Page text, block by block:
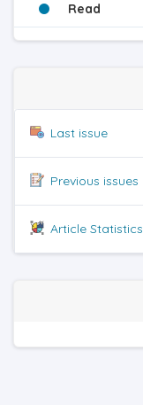
Read
Last issue
Previous issues
Article Statistics